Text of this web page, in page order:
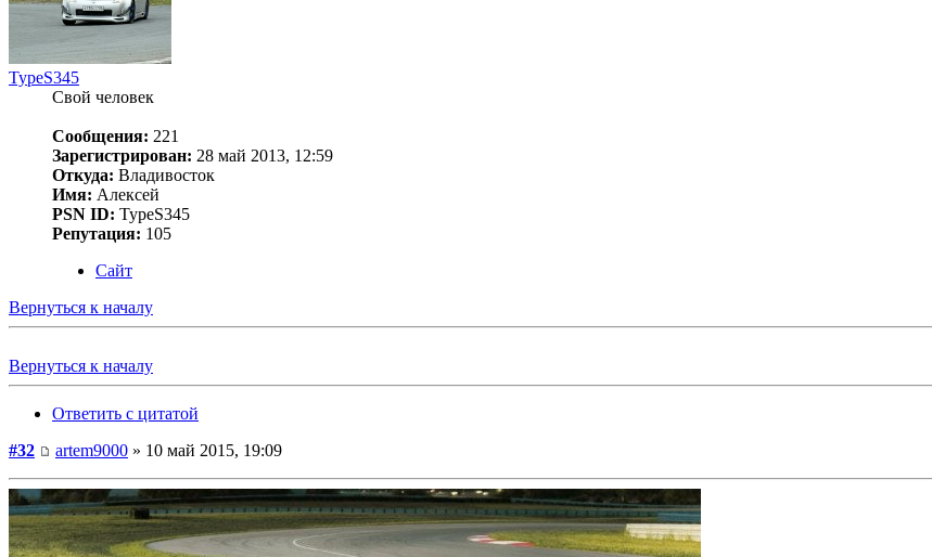
TypeS345
Свой человек
Сообщения: 221
Зарегистрирован: 28 май 2013, 12:59
Откуда: Владивосток
Имя: Алексей
PSN ID: TypeS345
Репутация: 105
Сайт
Вернуться к началу
Вернуться к началу
Ответить с цитатой
#32
artem9000 » 10 май 2015, 19:09